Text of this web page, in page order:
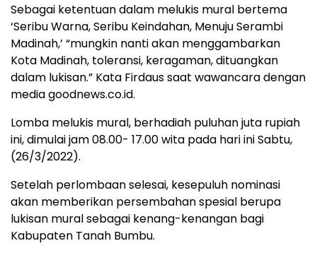
Sebagai ketentuan dalam melukis mural bertema
‘Seribu Warna, Seribu Keindahan, Menuju Serambi
Madinah,’ “mungkin nanti akan menggambarkan
Kota Madinah, toleransi, keragaman, dituangkan
dalam lukisan.” Kata Firdaus saat wawancara dengan
media goodnews.co.id.
Lomba melukis mural, berhadiah puluhan juta rupiah
ini, dimulai jam 08.00- 17.00 wita pada hari ini Sabtu,
(26/3/2022).
Setelah perlombaan selesai, kesepuluh nominasi
akan memberikan persembahan spesial berupa
lukisan mural sebagai kenang-kenangan bagi
Kabupaten Tanah Bumbu.